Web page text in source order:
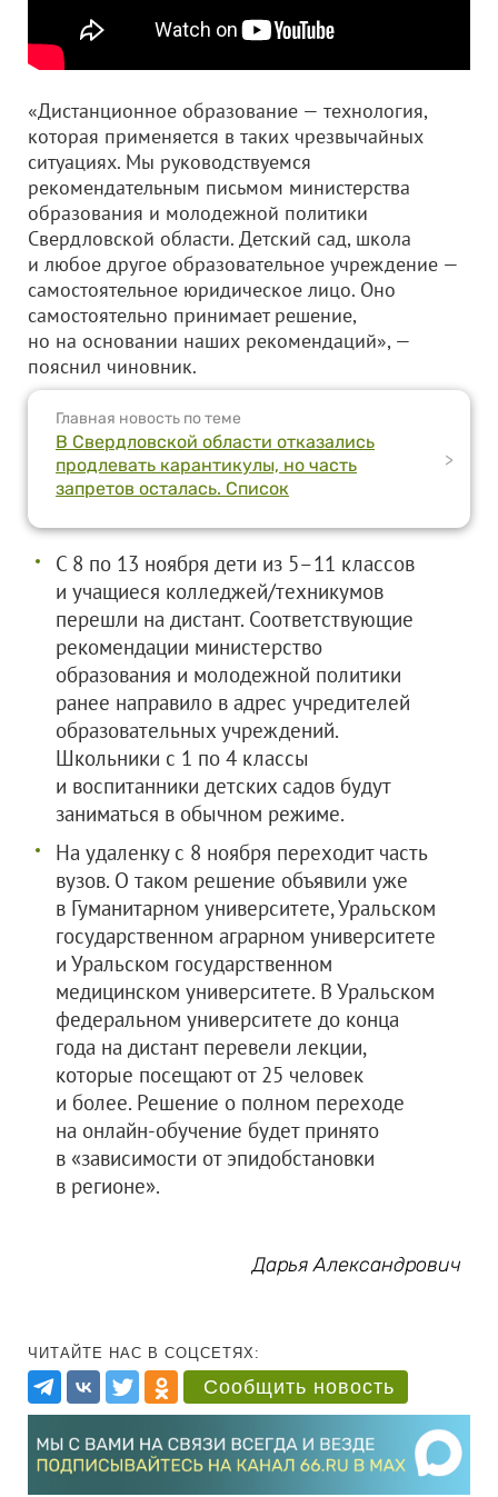
«Дистанционное образование — технология,
которая применяется в таких чрезвычайных
ситуациях. Мы руководствуемся
рекомендательным письмом министерства
образования и молодежной политики
Свердловской области. Детский сад, школа
и любое другое образовательное учреждение —
самостоятельное юридическое лицо. Оно
самостоятельно принимает решение,
но на основании наших рекомендаций», —
пояснил чиновник.
Главная новость по теме
В Свердловской области отказались
продлевать карантикулы, но часть
запретов осталась. Список
>
С 8 по 13 ноября дети из 5–11 классов
и учащиеся колледжей/техникумов
перешли на дистант. Соответствующие
рекомендации министерство
образования и молодежной политики
ранее направило в адрес учредителей
образовательных учреждений.
Школьники с 1 по 4 классы
и воспитанники детских садов будут
заниматься в обычном режиме.
На удаленку с 8 ноября переходит часть
вузов. О таком решение объявили уже
в Гуманитарном университете, Уральском
государственном аграрном университете
и Уральском государственном
медицинском университете. В Уральском
федеральном университете до конца
года на дистант перевели лекции,
которые посещают от 25 человек
и более. Решение о полном переходе
на онлайн-обучение будет принято
в «зависимости от эпидобстановки
в регионе».
Дарья Александрович
ЧИТАЙТЕ НАС В СОЦСЕТЯХ:
Сообщить новость